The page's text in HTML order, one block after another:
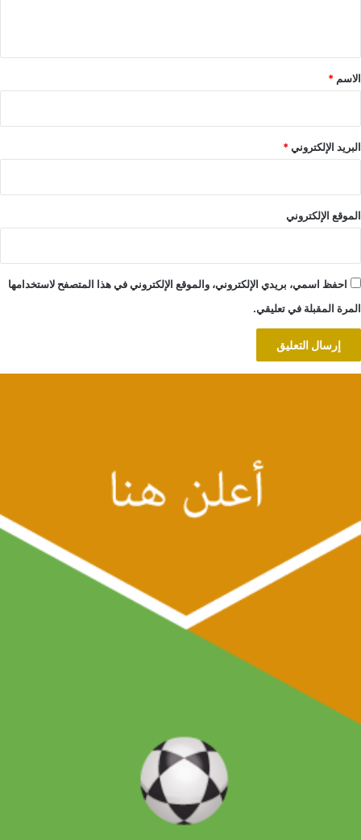
*
الاسم *
البريد الإلكتروني*
الموقع الإلكتروني
احفظ اسمي، بريدي الإلكتروني، والموقع الإلكتروني في هذا المتصفح لاستخدامها
المرة المقبلة في تعليقي.